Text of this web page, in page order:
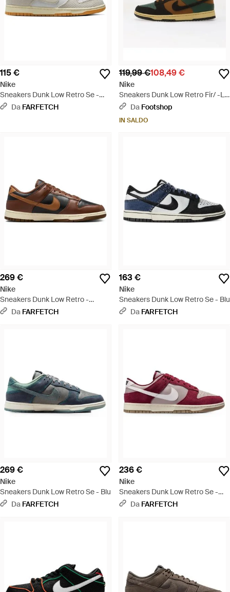
115 €
Nike
Sneakers Dunk Low Retro Se -
Bianco
Da FARFETCH
119,99 €108,49 €
Nike
Sneakers Dunk Low Retro Fir/ -Lt
British Tan-Sesame - Marrone
Da Footshop
IN SALDO
269 €
Nike
Sneakers Dunk Low Retro -
Marrone
Da FARFETCH
163 €
Nike
Sneakers Dunk Low Retro Se - Blu
Da FARFETCH
269 €
Nike
Sneakers Dunk Low Retro Se - Blu
Da FARFETCH
236 €
Nike
Sneakers Dunk Low Retro Se -
ViolaDa FARFETCH